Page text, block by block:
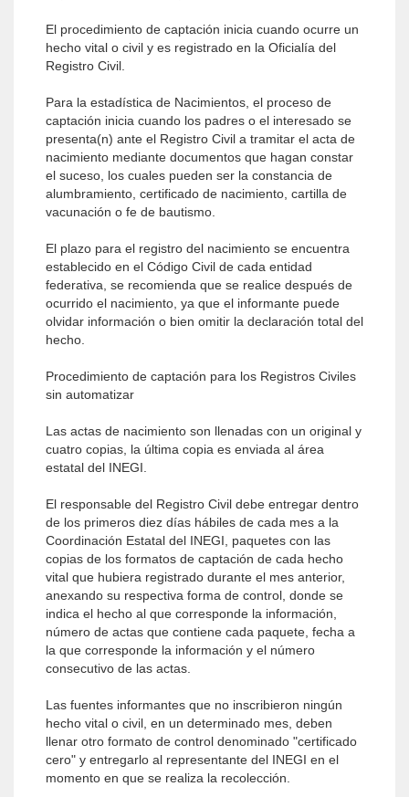
El procedimiento de captación inicia cuando ocurre un
hecho vital o civil y es registrado en la Oficialía del
Registro Civil.
Para la estadística de Nacimientos, el proceso de
captación inicia cuando los padres o el interesado se
presenta(n) ante el Registro Civil a tramitar el acta de
nacimiento mediante documentos que hagan constar
el suceso, los cuales pueden ser la constancia de
alumbramiento, certificado de nacimiento, cartilla de
vacunación o fe de bautismo.
El plazo para el registro del nacimiento se encuentra
establecido en el Código Civil de cada entidad
federativa, se recomienda que se realice después de
ocurrido el nacimiento, ya que el informante puede
olvidar información o bien omitir la declaración total del
hecho.
Procedimiento de captación para los Registros Civiles
sin automatizar
Las actas de nacimiento son llenadas con un original y
cuatro copias, la última copia es enviada al área
estatal del INEGI.
El responsable del Registro Civil debe entregar dentro
de los primeros diez días hábiles de cada mes a la
Coordinación Estatal del INEGI, paquetes con las
copias de los formatos de captación de cada hecho
vital que hubiera registrado durante el mes anterior,
anexando su respectiva forma de control, donde se
indica el hecho al que corresponde la información,
número de actas que contiene cada paquete, fecha a
la que corresponde la información y el número
consecutivo de las actas.
Las fuentes informantes que no inscribieron ningún
hecho vital o civil, en un determinado mes, deben
llenar otro formato de control denominado "certificado
cero" y entregarlo al representante del INEGI en el
momento en que se realiza la recolección.